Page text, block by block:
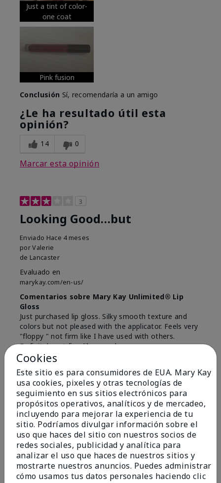
Just a tint of color-
one coat
Pink fusion
Conclusión Sí, recomendaría a un amigo
¿Le ha resultado útil esta
opinión?
14 0
Marcar esta opinión
3
Looking Good…but
Enviado Hace 4 meses
porValerie
de Lancaster
Evaluado en
marykay.com/en-us/
Comentarios sobre Mary Kay Unlimited® Lip
Gloss
Just purchased lip gloss. Silky smooth texture and
colors but not pleased with the applicator. Feels very
"floppy " not firm like I have used with others.
Definitely not firm like samples were.
Mostrar Traducción
ConclusiónSí, recomendaría a un amigo
¿Le ha resultado útil esta
opinión?
8 1
Marcar esta opinión
Cookies
Este sitio es para consumidores de EUA. Mary Kay
usa cookies, pixeles y otras tecnologías de
seguimiento en sus sitios electrónicos para
propósitos operativos, analíticos y de mercadeo,
incluyendo para mejorar la experiencia de tu
sitio. Podríamos divulgar información sobre el
uso que haces del sitio con nuestros socios de
redes sociales, publicidad y analítica para
analizar el uso que haces de nuestros sitios y
mostrarte nuestros anuncios. Puedes administrar
cómo usamos tus datos personales haciendo clic